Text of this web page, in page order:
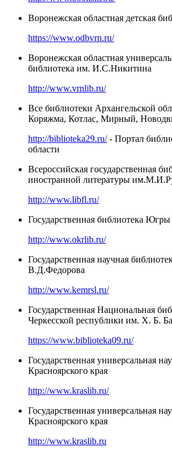
Воронежская областная детская
https://www.odbvrn.ru/
Воронежская областная
библиотека им. И.С.Никитина
http://www.vrnlib.ru/
Все библиотеки Архангельской
Коряжма, Котлас, Мирный,
http://biblioteka29.ru/- Портал
области
Всероссийская государственная
иностранной литературы
http://www.libfl.ru/
Государственная библиотека Югры
http://www.okrlib.ru/
Государственная научная
В.Д.Федорова
http://www.kemrsl.ru/
Государственная Национальная
Черкесской республики им. Х. Б.
https://www.biblioteka09.ru/
Государственная универсальная
Красноярского края
http://www.kraslib.ru/
Государственная универсальная
Красноярского края
http://www.kraslib.ru